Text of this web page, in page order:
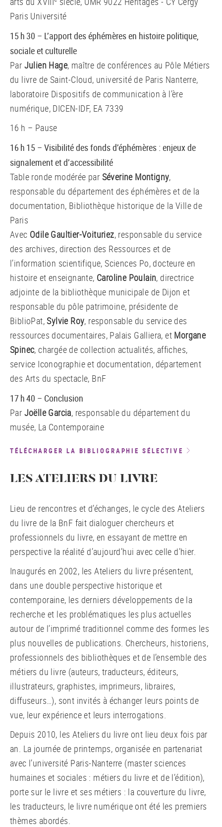
Paris Université
15 h 30 – L’apport des éphémères en histoire politique,
sociale et culturelle
Par Julien Hage, maître de conférences au Pôle Métiers
du livre de Saint-Cloud, université de Paris Nanterre,
laboratoire Dispositifs de communication à l’ère
numérique, DICEN-IDF, EA 7339
16 h – Pause
16 h 15 – Visibilité des fonds d’éphémères : enjeux de
signalement et d’accessibilité
Table ronde modérée par Séverine Montigny,
responsable du département des éphémères et de la
documentation, Bibliothèque historique de la Ville de
Paris
Avec Odile Gaultier-Voituriez, responsable du service
des archives, direction des Ressources et de
l’information scientifique, Sciences Po, docteure en
histoire et enseignante, Caroline Poulain, directrice
adjointe de la bibliothèque municipale de Dijon et
responsable du pôle patrimoine, présidente de
BiblioPat, Sylvie Roy, responsable du service des
ressources documentaires, Palais Galliera, et Morgane
Spinec, chargée de collection actualités, affiches,
service Iconographie et documentation, département
des Arts du spectacle, BnF
17 h 40 – Conclusion
Par Joëlle Garcia, responsable du département du
musée, La Contemporaine
TÉLÉCHARGER LA BIBLIOGRAPHIE SÉLECTIVE
LES ATELIERS DU LIVRE
Lieu de rencontres et d’échanges, le cycle des Ateliers
du livre de la BnF fait dialoguer chercheurs et
professionnels du livre, en essayant de mettre en
perspective la réalité d’aujourd’hui avec celle d’hier.
Inaugurés en 2002, les Ateliers du livre présentent,
dans une double perspective historique et
contemporaine, les derniers développements de la
recherche et les problématiques les plus actuelles
autour de l’imprimé traditionnel comme des formes les
plus nouvelles de publications. Chercheurs, historiens,
professionnels des bibliothèques et de l’ensemble des
métiers du livre (auteurs, traducteurs, éditeurs,
illustrateurs, graphistes, imprimeurs, libraires,
diffuseurs…), sont invités à échanger leurs points de
vue, leur expérience et leurs interrogations.
Depuis 2010, les Ateliers du livre ont lieu deux fois par
an. La journée de printemps, organisée en partenariat
avec l’université Paris-Nanterre (master sciences
humaines et sociales : métiers du livre et de l’édition),
porte sur le livre et ses métiers : la couverture du livre,
les traducteurs, le livre numérique ont été les premiers
thèmes abordés.